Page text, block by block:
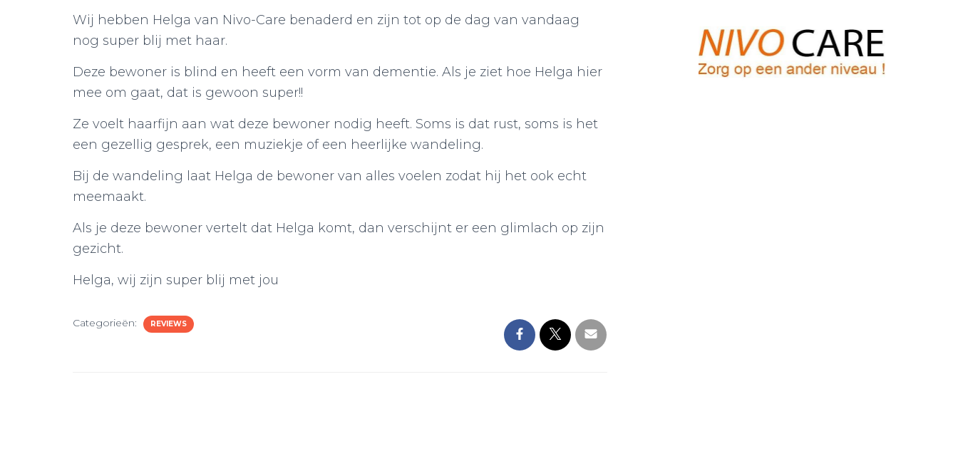
Wij hebben Helga van Nivo-Care benaderd en zijn tot op de dag van vandaag
nog super blij met haar.
Deze bewoner is blind en heeft een vorm van dementie. Als je ziet hoe Helga hier
mee om gaat, dat is gewoon super!!
Ze voelt haarfijn aan wat deze bewoner nodig heeft. Soms is dat rust, soms is het
een gezellig gesprek, een muziekje of een heerlijke wandeling.
Bij de wandeling laat Helga de bewoner van alles voelen zodat hij het ook echt
meemaakt.
Als je deze bewoner vertelt dat Helga komt, dan verschijnt er een glimlach op zijn
gezicht.
Helga, wij zijn super blij met jou
Categorieën: REVIEWS